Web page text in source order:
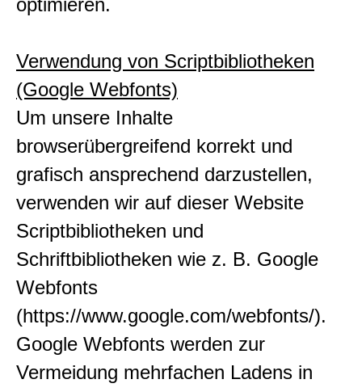
optimieren.
Verwendung von Scriptbibliotheken
(Google Webfonts)
Um unsere Inhalte
browserübergreifend korrekt und
grafisch ansprechend darzustellen,
verwenden wir auf dieser Website
Scriptbibliotheken und
Schriftbibliotheken wie z. B. Google
Webfonts
(https://www.google.com/webfonts/).
Google Webfonts werden zur
Vermeidung mehrfachen Ladens in